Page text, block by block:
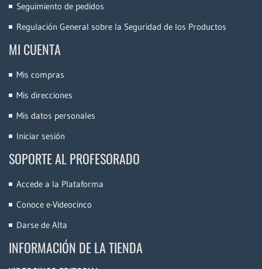
Seguimiento de pedidos
Regulación General sobre la Seguridad de los Productos
MI CUENTA
Mis compras
Mis direcciones
Mis datos personales
Iniciar sesión
SOPORTE AL PROFESORADO
Accede a la Plataforma
Conoce e-Videocinco
Darse de Alta
INFORMACIÓN DE LA TIENDA